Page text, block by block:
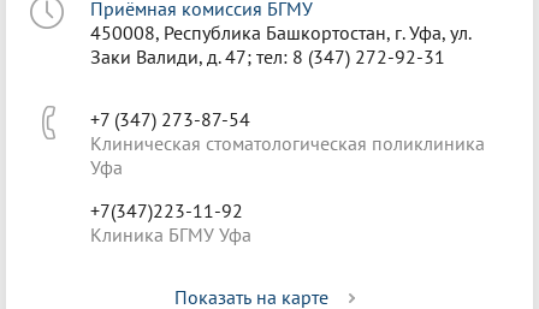
Приёмная комиссия БГМУ
450008, Республика Башкортостан, г. Уфа, ул.
Заки Валиди, д. 47; тел: 8 (347) 272-92-31
+7 (347) 273-87-54
Клиническая стоматологическая поликлиника
Уфа
+7(347)223-11-92
Клиника БГМУ Уфа
Показать на карте